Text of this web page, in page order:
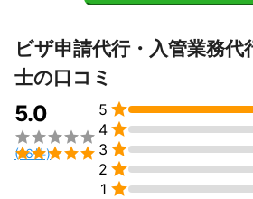
ビザ申請代行・入管業務代
士の口コミ
5.0


(16件)
5 
4 
3 
2 
1 